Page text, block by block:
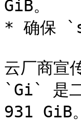
GiB。
* 确保
云厂商宣
`Gi` 是
931 GiB